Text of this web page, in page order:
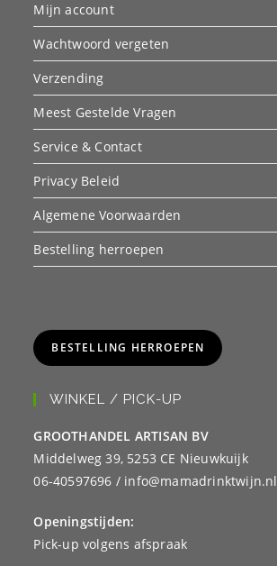
Mijn account
Wachtwoord vergeten
Verzending
Meest Gestelde Vragen
Service & Contact
Privacy Beleid
Algemene Voorwaarden
Bestelling herroepen
BESTELLING HERROEPEN
WINKEL / PICK-UP
GROOTHANDEL ARTISAN BV
Middelweg 39, 5253 CE Nieuwkuijk
06-40597696 / info@mamadrinktwijn.nl
Openingstijden:
Pick-up volgens afspraak